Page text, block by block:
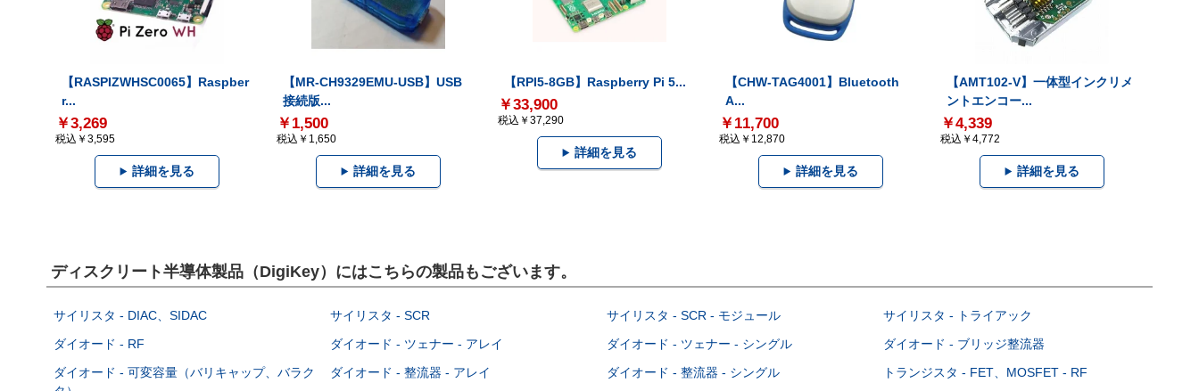
【RASPIZWHSC0065】Raspber
r...
￥3,269
税込￥3,595
詳細を見る
【MR-CH9329EMU-USB】USB
接続版...
￥1,500
税込￥1,650
詳細を見る
【RPI5-8GB】Raspberry Pi 5...
￥33,900
税込￥37,290
詳細を見る
【CHW-TAG4001】Bluetooth
A...
￥11,700
税込￥12,870
詳細を見る
【AMT102-V】一体型インクリメ
ントエンコー...
￥4,339
税込￥4,772
詳細を見る
ディスクリート半導体製品（DigiKey）にはこちらの製品もございます。
サイリスタ - DIAC、SIDAC サイリスタ - SCR サイリスタ - SCR - モジュール
サイリスタ - トライアック
ダイオード - RF
ダイオード - ツェナー - アレイ ダイオード - ツェナー - シングル
ダイオード - ブリッジ整流器
ダイオード - 可変容量（バリキャップ、バラク
ダイオード - 整流器 - アレイ ダイオード - 整流器 - シングル トランジスタ - FET、MOSFET - RF